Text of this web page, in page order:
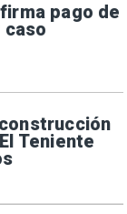
pago de
caso
Teniente